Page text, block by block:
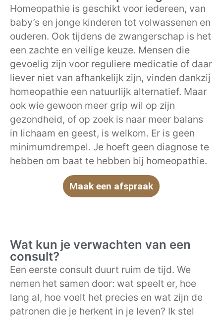
Homeopathie is geschikt voor iedereen, van
baby’s en jonge kinderen tot volwassenen en
ouderen. Ook tijdens de zwangerschap is het
een zachte en veilige keuze. Mensen die
gevoelig zijn voor reguliere medicatie of daar
liever niet van afhankelijk zijn, vinden dankzij
homeopathie een natuurlijk alternatief. Maar
ook wie gewoon meer grip wil op zijn
gezondheid, of op zoek is naar meer balans
in lichaam en geest, is welkom. Er is geen
minimumdrempel. Je hoeft geen diagnose te
hebben om baat te hebben bij homeopathie.
Maak een afspraak
Wat kun je verwachten van een
consult?
Een eerste consult duurt ruim de tijd. We
nemen het samen door: wat speelt er, hoe
lang al, hoe voelt het precies en wat zijn de
patronen die je herkent in je leven? Ik stel